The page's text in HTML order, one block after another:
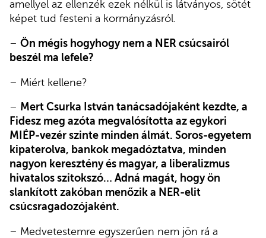
amellyel az ellenzék ezek nélkül is látványos, sötét
képet tud festeni a kormányzásról.
– Ön mégis hogyhogy nem a NER csúcsairól
beszél ma lefele?
– Miért kellene?
– Mert Csurka István tanácsadójaként kezdte, a
Fidesz meg azóta megvalósította az egykori
MIÉP-vezér szinte minden álmát. Soros-egyetem
kipaterolva, bankok megadóztatva, minden
nagyon keresztény és magyar, a liberalizmus
hivatalos szitokszó… Adná magát, hogy ön
slankított zakóban menőzik a NER-elit
csúcsragadozójaként.
– Medvetestemre egyszerűen nem jön rá a